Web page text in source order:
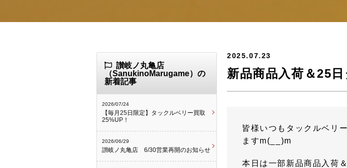
2025.07.23
新品商品入荷＆25
皆様いつもタックルベリ
ますm(__)m
本日は一部新品商品入荷
讃岐ノ丸亀店
（SanukinoMarugame）の
新着記事
2026/07/24
【毎月25日限定】タックルベリー買取
25%UP！
2026/06/29
讃岐ノ丸亀店 6/30営業再開のお知らせ